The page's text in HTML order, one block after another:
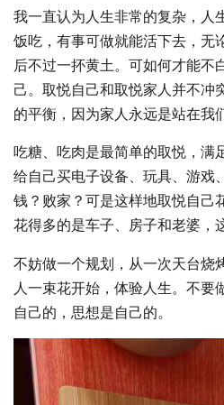
我一直认为人生非常的复杂，人
饭吃，有事可做就能活下去，无
后不过一抔黄土。可如何才能不
己。取悦自己和取悦家人并不冲
的平衡，因为家人永远是站在我
吃糖、吃肉是最简单的取悦，满
给自己买电子设备、玩具、游戏
钱？败家？可是这样地取悦自己
花得多的是车子、房子和老婆，
不妨做一个规划，从一次天台烧
人一束花开始，体验人生。不要
自己的，思想是自己的。